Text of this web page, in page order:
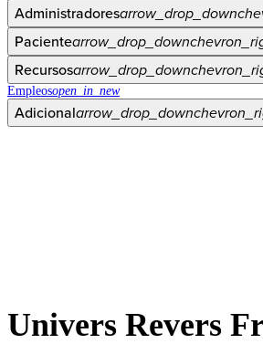
Administradoresarrow_drop_down
Pacientearrow_drop_down
Recursosarrow_drop_down
Empleosopen_in_new
Adicionalarrow_drop_down
Univers Revers